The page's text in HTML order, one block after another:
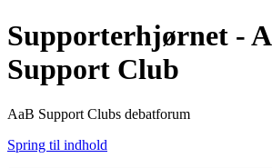
Supporterhjørnet -
Support Club
AaB Support Clubs debatforum
Spring til indhold